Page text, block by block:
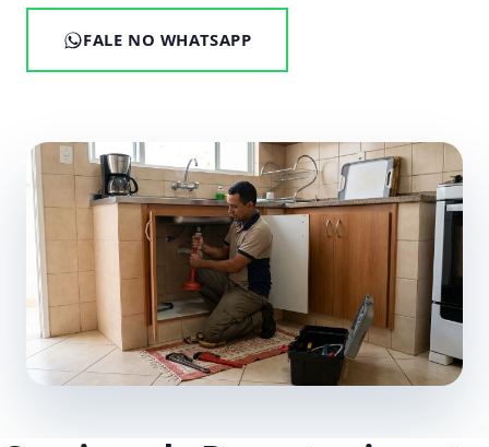
FALE NO WHATSAPP